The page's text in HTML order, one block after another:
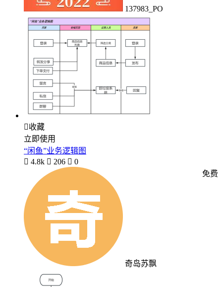
137983_PO
收藏
立即使用
“闲鱼”业务逻辑图
 4.8k  206  0
奇岛苏飘
免费